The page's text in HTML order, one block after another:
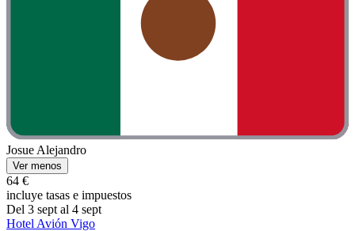
Josue Alejandro
Ver menos
64 €
incluye tasas e impuestos
Del 3 sept al 4 sept
Hotel Avión Vigo